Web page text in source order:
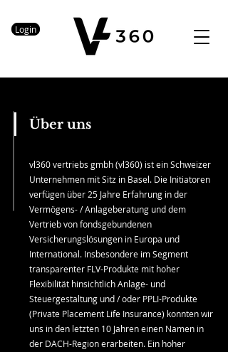
Login
Über uns
vl360 vertriebs gmbh (vl360) ist ein Schweizer
Unternehmen mit Sitz in Basel. Die Initiatoren
verfügen über 25 Jahre Erfahrung in der
Vermögens- / Anlageberatung und dem
Vertrieb von fondsgebundenen
Versicherungslösungen in Europa und
International. Insbesondere im Segment
transparenter FLV-Produkte mit hoher
Flexibilität hinsichtlich Anlage- und
Steuergestaltung und / oder PPLI-Produkte
(Private Placement Life Insurance) konnten wir
uns in den letzten 10 Jahren einen Namen in
der DACH-Region erarbeiten. Ein hoher